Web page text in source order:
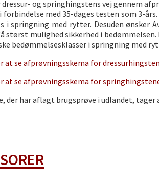
dressur- og springhingstens vej gennem
forbindelse med 35-dages testen som 3-
i springning med rytter. Desuden
størst mulighed sikkerhed i
bedømmelsesklasser i springning med
at se afprøvningsskema for
at se afprøvningsskema for
der har aflagt brugsprøve i udlandet,